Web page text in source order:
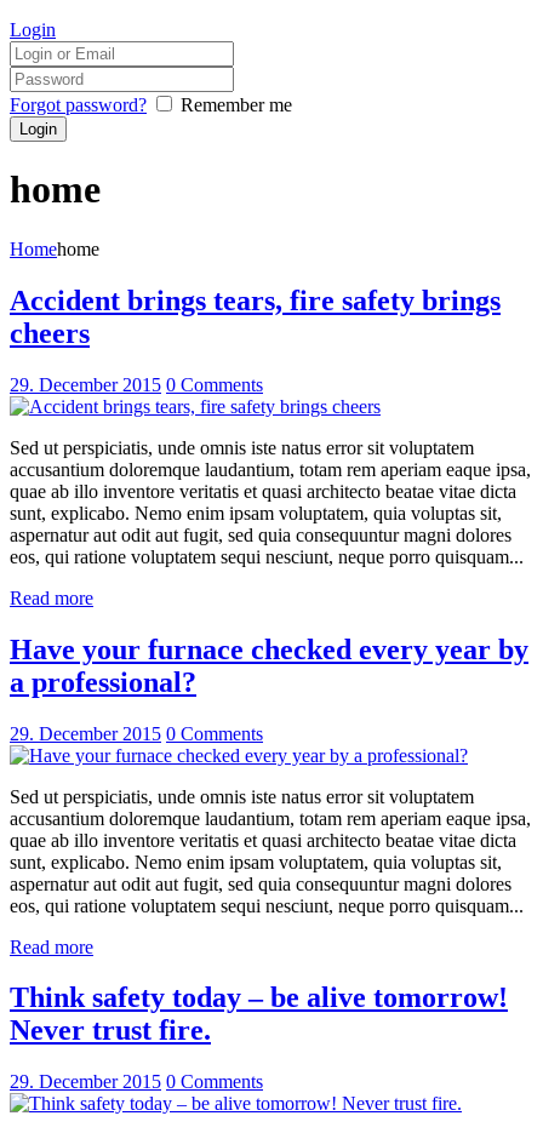
Login
Forgot password? Remember me
home
Homehome
Accident brings tears, fire safety brings
cheers
29. December 2015 0 Comments
Sed ut perspiciatis, unde omnis iste natus error sit voluptatem
accusantium doloremque laudantium, totam rem aperiam eaque ipsa,
quae ab illo inventore veritatis et quasi architecto beatae vitae dicta
sunt, explicabo. Nemo enim ipsam voluptatem, quia voluptas sit,
aspernatur aut odit aut fugit, sed quia consequuntur magni dolores
eos, qui ratione voluptatem sequi nesciunt, neque porro quisquam...
Read more
Have your furnace checked every year by
a professional?
29. December 2015 0 Comments
Sed ut perspiciatis, unde omnis iste natus error sit voluptatem
accusantium doloremque laudantium, totam rem aperiam eaque ipsa,
quae ab illo inventore veritatis et quasi architecto beatae vitae dicta
sunt, explicabo. Nemo enim ipsam voluptatem, quia voluptas sit,
aspernatur aut odit aut fugit, sed quia consequuntur magni dolores
eos, qui ratione voluptatem sequi nesciunt, neque porro quisquam...
Read more
Think safety today – be alive tomorrow!
Never trust fire.
29. December 2015 0 Comments